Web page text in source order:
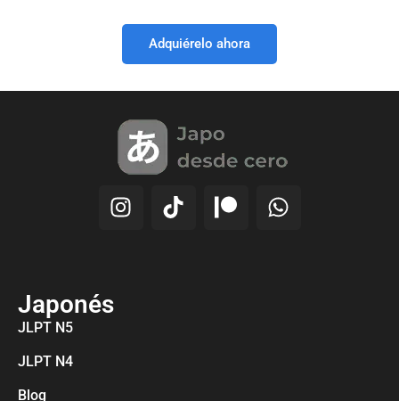
Adquiérelo ahora
Japonés
JLPT N5
JLPT N4
Blog